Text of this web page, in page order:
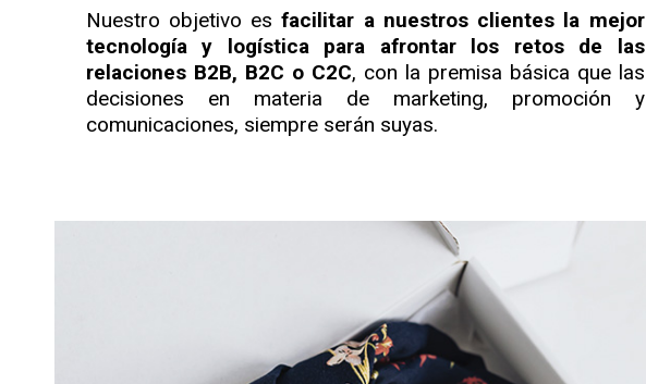
Nuestro objetivo esfacilitar a nuestros clientes la mejor
tecnología y logística para afrontar los retos de las
relaciones B2B, B2C o C2C, con la premisa básica que las
decisiones en materia de marketing, promoción y
comunicaciones, siempre serán suyas.